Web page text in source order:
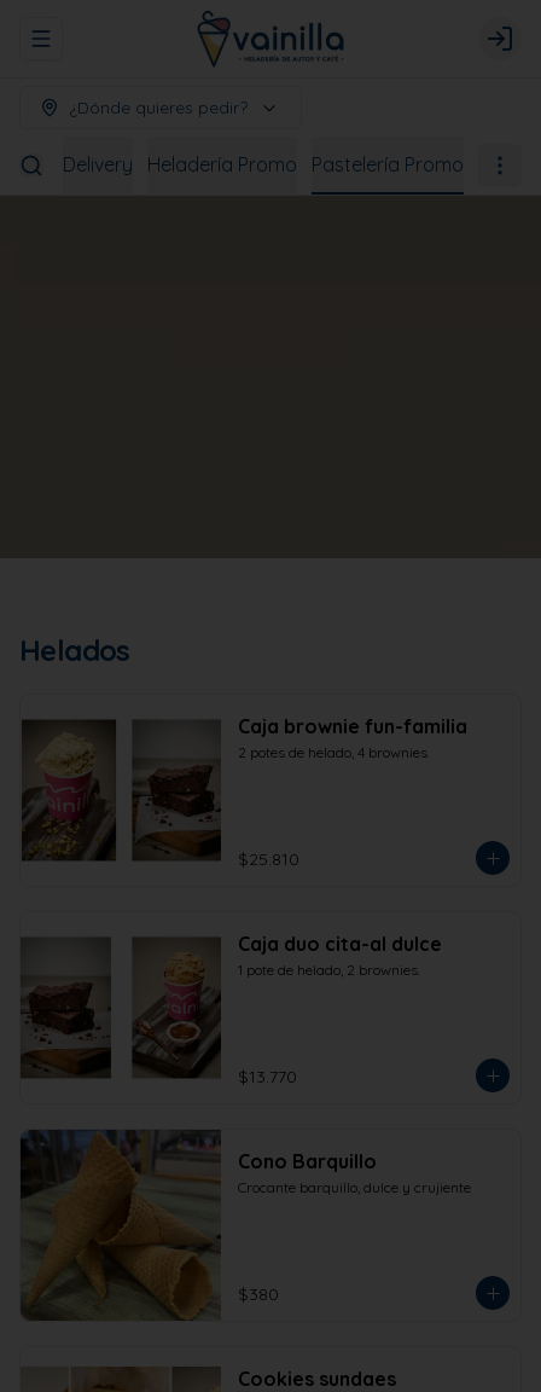
Abrir menu de navegación Login
¿Dónde quieres pedir?
Delivery Heladería Promo Pastelería Promo
Helados
Caja brownie fun-familia
2 potes de helado, 4 brownies
$25.810
Caja duo cita-al dulce
1 pote de helado, 2 brownies.
$13.770
Cono Barquillo
Crocante barquillo, dulce y crujiente
$380
Cookies sundaes